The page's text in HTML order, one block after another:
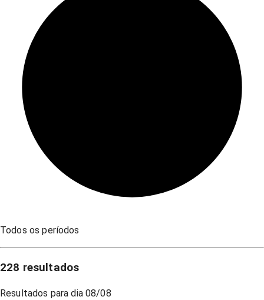
Todos os períodos
228 resultados
Resultados para dia08/08